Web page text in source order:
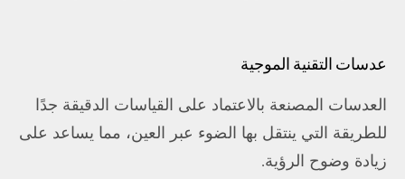
عدسات التقنية الموجية
العدسات المصنعة بالاعتماد على القياسات الدقيقة جدًا
للطريقة التي ينتقل بها الضوء عبر العين، مما يساعد على
زيادة وضوح الرؤية.